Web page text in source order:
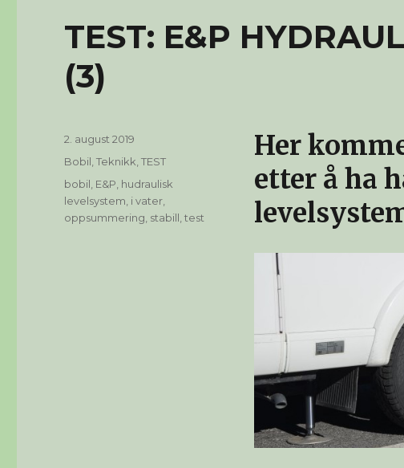
TEST: E&P
(3)
Her
etter å ha
Publisert
2. august 2019
Kategorier
Bobil,Teknikk,TEST
Stikkord
bobil, E&P, hudraulisk
levelsystem, i vater,
oppsummering, stabill,test